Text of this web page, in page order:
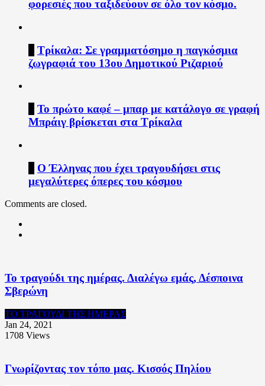
φορεσιές που ταξιδεύουν σε όλο τον κόσμο.
Τρίκαλα: Σε γραμματόσημο η παγκόσμια
ζωγραφιά του 13ου Δημοτικού Ριζαριού
Το πρώτο καφέ – μπαρ με κατάλογο σε γραφή
Μπράιγ βρίσκεται στα Τρίκαλα
Ο Έλληνας που έχει τραγουδήσει στις
μεγαλύτερες όπερες του κόσμου
Comments are closed.
Το τραγούδι της ημέρας. Διαλέγω εμάς, Δέσποινα
Σβερώνη
ΤΟ ΤΡΑΓΟΥΔΙ ΤΗΣ ΗΜΕΡΑΣ
Jan 24, 2021
1708 Views
Γνωρίζοντας τον τόπο μας. Κισσός Πηλίου